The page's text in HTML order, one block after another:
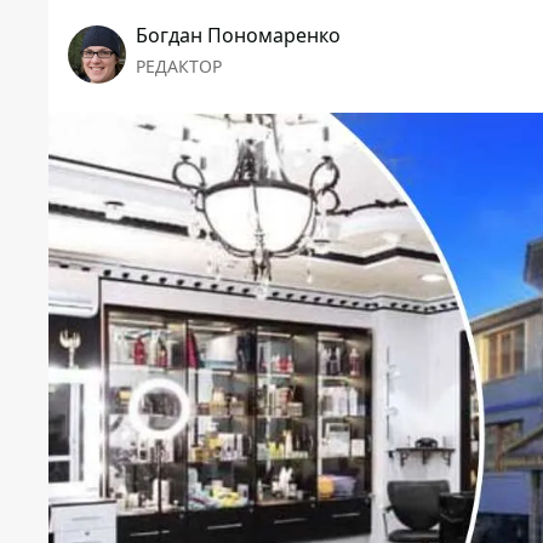
Богдан Пономаренко
РЕДАКТОР